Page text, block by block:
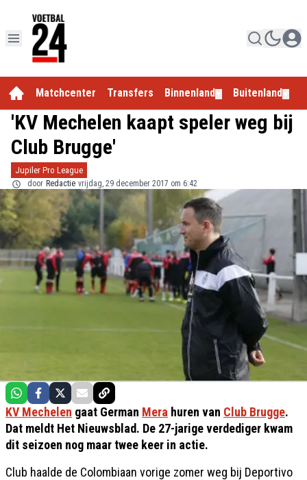
Matchcenter Transfers Binnenland Buitenland
'KV Mechelen kaapt speler weg bij
Club Brugge'
Jupiler Pro League
door Redactie vrijdag, 29 december 2017 om 6:42
KV Mechelen gaat German Mera huren van Club Brugge.
Dat meldt Het Nieuwsblad. De 27-jarige verdediger kwam
dit seizoen nog maar twee keer in actie.
Club haalde de Colombiaan vorige zomer weg bij Deportivo